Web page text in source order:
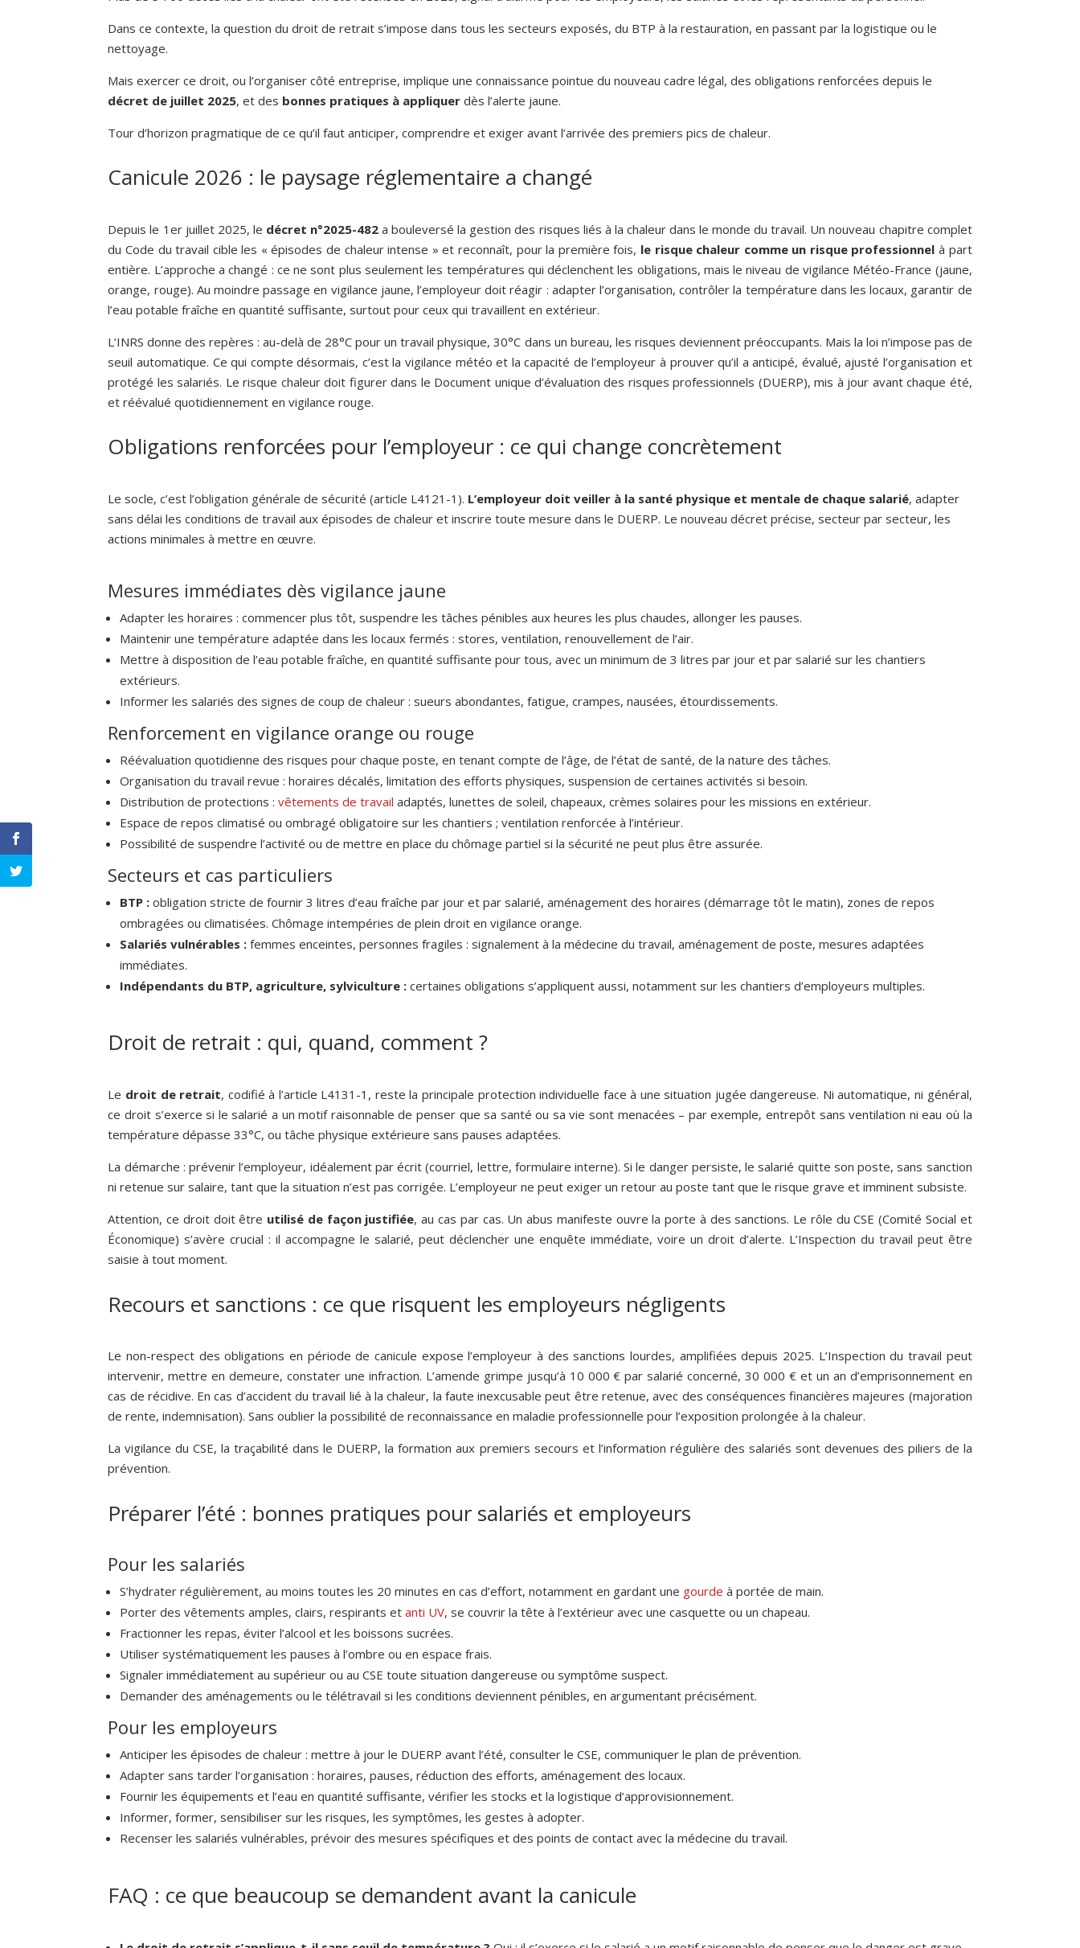
Dans ce contexte, la question du droit de retrait s’impose dans tous les secteurs exposés, du BTP à la restauration, en passant par la logistique ou le
nettoyage.
Mais exercer ce droit, ou l’organiser côté entreprise, implique une connaissance pointue du nouveau cadre légal, des obligations renforcées depuis le
décret de juillet 2025, et des bonnes pratiques à appliquerdès l’alerte jaune.
Tour d’horizon pragmatique de ce qu’il faut anticiper, comprendre et exiger avant l’arrivée des premiers pics de chaleur.
Canicule 2026 : le paysage réglementaire a changé
Depuis le 1er juillet 2025, le décret n°2025-482 a bouleversé la gestion des risques liés à la chaleur dans le monde du travail. Un nouveau chapitre complet
du Code du travail cible les « épisodes de chaleur intense » et reconnaît, pour la première fois, le risque chaleur comme un risque professionnel à part
entière. L’approche a changé : ce ne sont plus seulement les températures qui déclenchent les obligations, mais le niveau de vigilance Météo-France (jaune,
orange, rouge). Au moindre passage en vigilance jaune, l’employeur doit réagir : adapter l’organisation, contrôler la température dans les locaux, garantir de
l’eau potable fraîche en quantité suffisante, surtout pour ceux qui travaillent en extérieur.
L’INRS donne des repères : au-delà de 28°C pour un travail physique, 30°C dans un bureau, les risques deviennent préoccupants. Mais la loi n’impose pas de
seuil automatique. Ce qui compte désormais, c’est la vigilance météo et la capacité de l’employeur à prouver qu’il a anticipé, évalué, ajusté l’organisation et
protégé les salariés. Le risque chaleur doit figurer dans le Document unique d’évaluation des risques professionnels (DUERP), mis à jour avant chaque été,
et réévalué quotidiennement en vigilance rouge.
Obligations renforcées pour l’employeur : ce qui change concrètement
Le socle, c’est l’obligation générale de sécurité (article L4121-1). L’employeur doit veiller à la santé physique et mentale de chaque salarié, adapter
sans délai les conditions de travail aux épisodes de chaleur et inscrire toute mesure dans le DUERP. Le nouveau décret précise, secteur par secteur, les
actions minimales à mettre en œuvre.
Mesures immédiates dès vigilance jaune
Adapter les horaires : commencer plus tôt, suspendre les tâches pénibles aux heures les plus chaudes, allonger les pauses.
Maintenir une température adaptée dans les locaux fermés : stores, ventilation, renouvellement de l’air.
Mettre à disposition de l’eau potable fraîche, en quantité suffisante pour tous, avec un minimum de 3 litres par jour et par salarié sur les chantiers
extérieurs.
Informer les salariés des signes de coup de chaleur : sueurs abondantes, fatigue, crampes, nausées, étourdissements.
Renforcement en vigilance orange ou rouge
Réévaluation quotidienne des risques pour chaque poste, en tenant compte de l’âge, de l’état de santé, de la nature des tâches.
Organisation du travail revue : horaires décalés, limitation des efforts physiques, suspension de certaines activités si besoin.
Distribution de protections :vêtements de travail adaptés, lunettes de soleil, chapeaux, crèmes solaires pour les missions en extérieur.
Espace de repos climatisé ou ombragé obligatoire sur les chantiers ; ventilation renforcée à l’intérieur.
Possibilité de suspendre l’activité ou de mettre en place du chômage partiel si la sécurité ne peut plus être assurée.
Secteurs et cas particuliers
BTP : obligation stricte de fournir 3 litres d’eau fraîche par jour et par salarié, aménagement des horaires (démarrage tôt le matin), zones de repos
ombragées ou climatisées. Chômage intempéries de plein droit en vigilance orange.
Salariés vulnérables : femmes enceintes, personnes fragiles : signalement à la médecine du travail, aménagement de poste, mesures adaptées
immédiates.
Indépendants du BTP, agriculture, sylviculture : certaines obligations s’appliquent aussi, notamment sur les chantiers d’employeurs multiples.
Droit de retrait : qui, quand, comment ?
Le droit de retrait, codifié à l’article L4131-1, reste la principale protection individuelle face à une situation jugée dangereuse. Ni automatique, ni général,
ce droit s’exerce si le salarié a un motif raisonnable de penser que sa santé ou sa vie sont menacées – par exemple, entrepôt sans ventilation ni eau où la
température dépasse 33°C, ou tâche physique extérieure sans pauses adaptées.
La démarche : prévenir l’employeur, idéalement par écrit (courriel, lettre, formulaire interne). Si le danger persiste, le salarié quitte son poste, sans sanction
ni retenue sur salaire, tant que la situation n’est pas corrigée. L’employeur ne peut exiger un retour au poste tant que le risque grave et imminent subsiste.
Attention, ce droit doit être utilisé de façon justifiée, au cas par cas. Un abus manifeste ouvre la porte à des sanctions. Le rôle du CSE (Comité Social et
Économique) s’avère crucial : il accompagne le salarié, peut déclencher une enquête immédiate, voire un droit d’alerte. L’Inspection du travail peut être
saisie à tout moment.
Recours et sanctions : ce que risquent les employeurs négligents
Le non-respect des obligations en période de canicule expose l’employeur à des sanctions lourdes, amplifiées depuis 2025. L’Inspection du travail peut
intervenir, mettre en demeure, constater une infraction. L’amende grimpe jusqu’à 10 000 € par salarié concerné, 30 000 € et un an d’emprisonnement en
cas de récidive. En cas d’accident du travail lié à la chaleur, la faute inexcusable peut être retenue, avec des conséquences financières majeures (majoration
de rente, indemnisation). Sans oublier la possibilité de reconnaissance en maladie professionnelle pour l’exposition prolongée à la chaleur.
La vigilance du CSE, la traçabilité dans le DUERP, la formation aux premiers secours et l’information régulière des salariés sont devenues des piliers de la
prévention.
Préparer l’été : bonnes pratiques pour salariés et employeurs
Pour les salariés
S’hydrater régulièrement, au moins toutes les 20 minutes en cas d’effort, notamment en gardant une gourde à portée de main.
Porter des vêtements amples, clairs, respirants etanti UV, se couvrir la tête à l’extérieur avec une casquette ou un chapeau.
Fractionner les repas, éviter l’alcool et les boissons sucrées.
Utiliser systématiquement les pauses à l’ombre ou en espace frais.
Signaler immédiatement au supérieur ou au CSE toute situation dangereuse ou symptôme suspect.
Demander des aménagements ou le télétravail si les conditions deviennent pénibles, en argumentant précisément.
Pour les employeurs
Anticiper les épisodes de chaleur : mettre à jour le DUERP avant l’été, consulter le CSE, communiquer le plan de prévention.
Adapter sans tarder l’organisation : horaires, pauses, réduction des efforts, aménagement des locaux.
Fournir les équipements et l’eau en quantité suffisante, vérifier les stocks et la logistique d’approvisionnement.
Informer, former, sensibiliser sur les risques, les symptômes, les gestes à adopter.
Recenser les salariés vulnérables, prévoir des mesures spécifiques et des points de contact avec la médecine du travail.
FAQ : ce que beaucoup se demandent avant la canicule